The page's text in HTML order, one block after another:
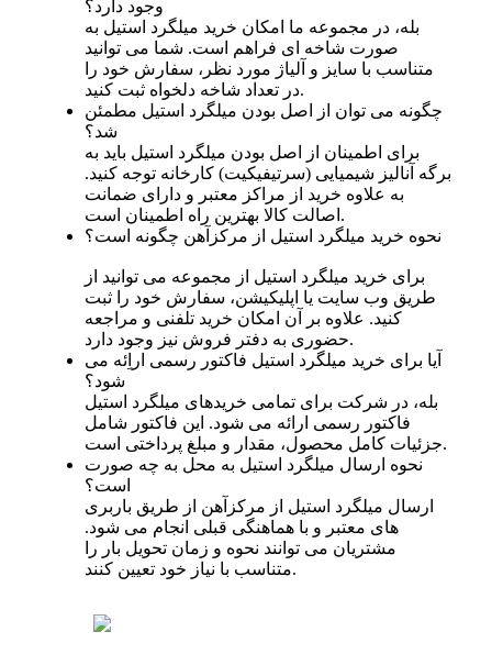
وجود دارد؟
بله، در مجموعه ما امکان خرید میلگرد استیل به‌
صورت شاخه‌ ای فراهم است. شما می‌ توانید
متناسب با سایز و آلیاژ مورد نظر، سفارش خود را
در تعداد شاخه دلخواه ثبت کنید.
چگونه می‌ توان از اصل بودن میلگرد استیل مطمئن
شد؟
برای اطمینان از اصل بودن میلگرد استیل باید به
برگه آنالیز شیمیایی (سرتیفیکیت) کارخانه توجه کنید.
به علاوه خرید از مراکز معتبر و دارای ضمانت
اصالت کالا بهترین راه اطمینان است.
نحوه خرید میلگرد استیل از مرکزآهن چگونه است؟
برای خرید میلگرد استیل از مجموعه می‌ توانید از
طریق وب سایت یا اپلیکیشن، سفارش خود را ثبت
کنید. علاوه بر آن امکان خرید تلفنی و مراجعه
حضوری به دفتر فروش نیز وجود دارد.
آیا برای خرید میلگرد استیل فاکتور رسمی اراِئه می
شود؟
بله، در شرکت برای تمامی خریدهای میلگرد استیل
فاکتور رسمی ارائه می‌ شود. این فاکتور شامل
جزئیات کامل محصول، مقدار و مبلغ پرداختی است.
نحوه ارسال میلگرد استیل به محل به چه صورت
است؟
ارسال میلگرد استیل از مرکزآهن از طریق باربری‌
های معتبر و با هماهنگی قبلی انجام می‌ شود.
مشتریان می‌ توانند نحوه و زمان تحویل بار را
متناسب با نیاز خود تعیین کنند.